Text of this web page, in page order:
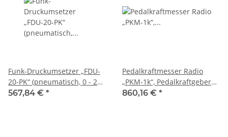
Funk-Druckumsetzer „FDU-
20-PK“ (pneumatisch, 0 - 20
bar, Reichweite max. 80m),
567,84 € *
Pedalkraftmesser Radio
„PKM-1k“, Pedalkraftgeber
mit Funk Druckumsetzer für
860,16 € *